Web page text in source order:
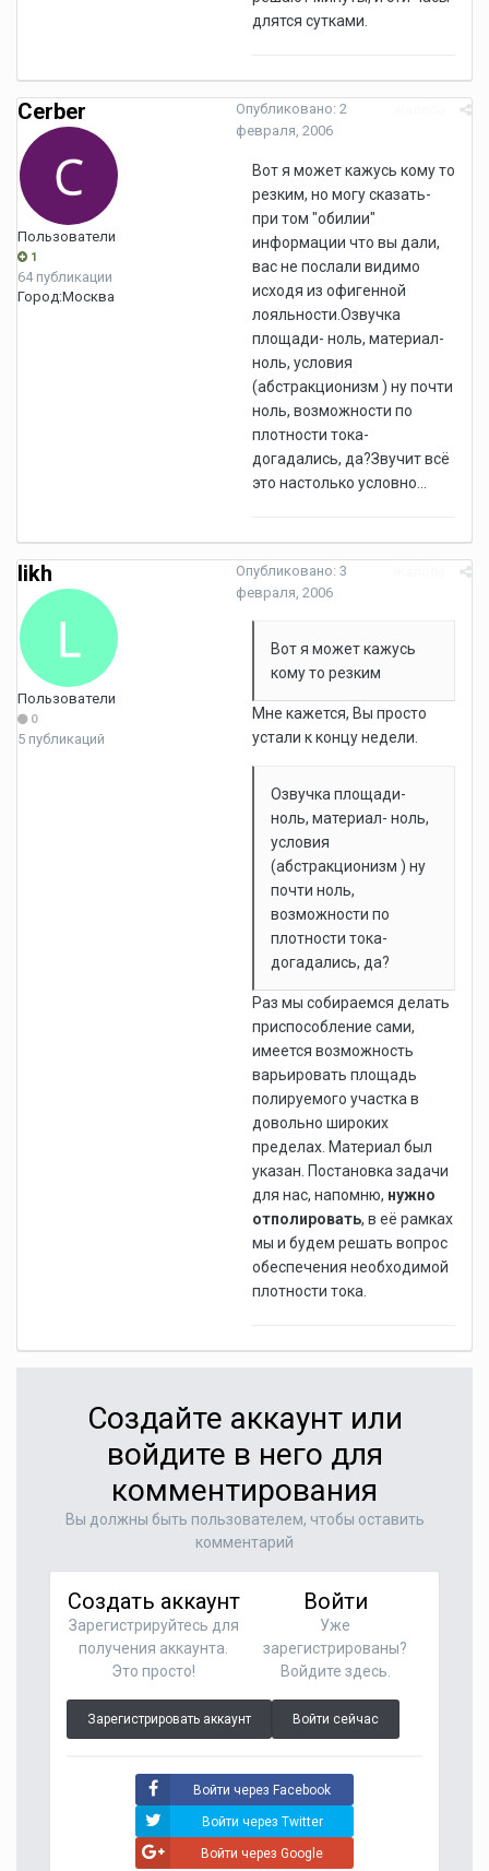
длятся сутками.
Cerber
Пользователи
1
64 публикации
Город:Москва
Опубликовано: 2
февраля, 2006
Вот я может кажусь кому то
резким, но могу сказать-
при том "обилии"
информации что вы дали,
вас не послали видимо
исходя из офигенной
лояльности.Озвучка
площади- ноль, материал-
ноль, условия
(абстракционизм ) ну почти
ноль, возможности по
плотности тока-
догадались, да?Звучит всё
это настолько условно...
likh
Пользователи
0
5 публикаций
Опубликовано: 3
февраля, 2006
Вот я может кажусь
кому то резким
Мне кажется, Вы просто
устали к концу недели.
Озвучка площади-
ноль, материал- ноль,
условия
(абстракционизм ) ну
почти ноль,
возможности по
плотности тока-
догадались, да?
Раз мы собираемся делать
приспособление сами,
имеется возможность
варьировать площадь
полируемого участка в
довольно широких
пределах. Материал был
указан. Постановка задачи
для нас, напомню, нужно
отполировать, в её рамках
мы и будем решать вопрос
обеспечения необходимой
плотности тока.
Создайте аккаунт или
войдите в него для
комментирования
Вы должны быть пользователем, чтобы оставить
комментарий
Создать аккаунт
Зарегистрируйтесь для
получения аккаунта.
Это просто!
Зарегистрировать аккаунт
Войти
Уже
зарегистрированы?
Войдите здесь.
Войти сейчас
Войти через Facebook
Войти через Twitter
Войти через Google